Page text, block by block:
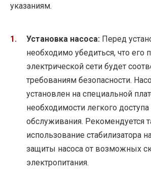
указаниям.
Установка насоса: Перед
необходимо убедиться, что его
электрической сети будет
требованиям безопасности.
установлен на специальной
необходимости легкого
обслуживания. Рекомендуется
использование стабилизатора
защиты насоса от возможных
электропитания.